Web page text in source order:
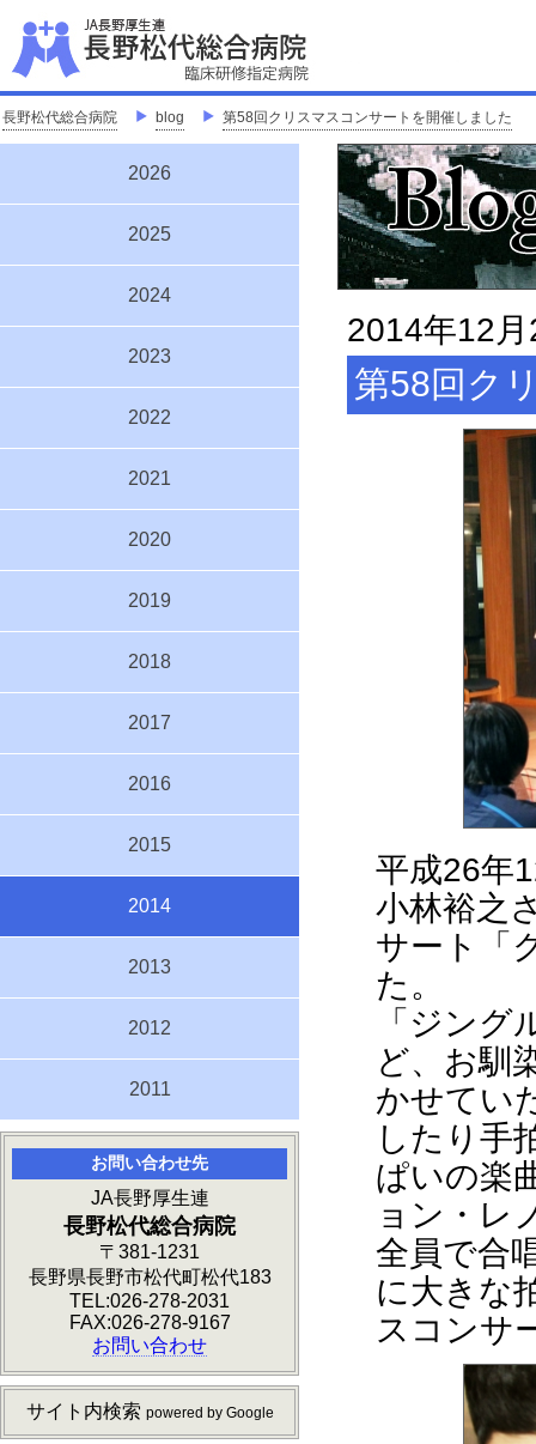
「
長野松代総合病院 ＞
blog ＞
第58回クリスマスコンサートを開催しました
2014年12
第58回ク
平成26年
小林裕之
サート「
た。
「ジン
ど、お馴
かせてい
したり手
ぱいの楽
ョン・レ
全員で合
に大きな
スコンサ
2026
2025
2024
2023
2022
2021
2020
2019
2018
2017
2016
2015
2014
2013
2012
2011
お問い合わせ先
JA長野厚生連
長野松代総合病院
〒381-1231
長野県長野市松代町松代183
TEL:026-278-2031
FAX:026-278-9167
お問い合わせ
サイト内検索 powered by Google